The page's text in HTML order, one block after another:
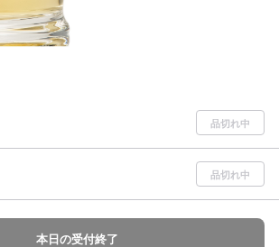
品切れ中
品切れ中
本日の受付終了